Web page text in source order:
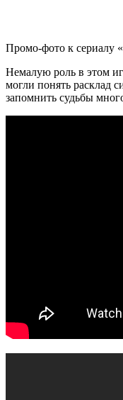
Промо-фото к сериалу
Немалую роль в этом
могли понять расклад
запомнить судьбы